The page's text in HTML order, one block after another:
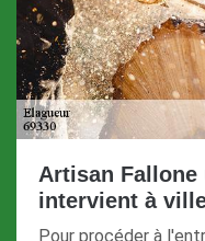
Artisan
intervient à
Pour procéder à